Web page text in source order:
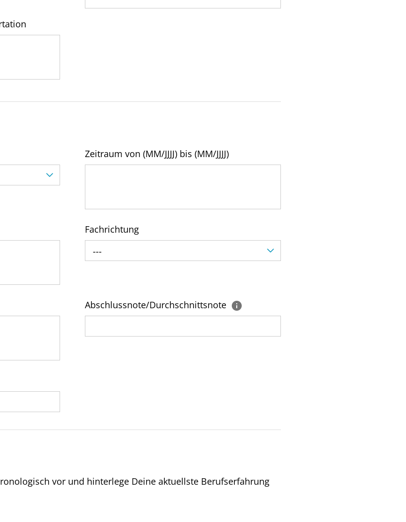
Zeitraum von (MM/JJJJ) bis (MM/JJJJ)
Fachrichtung
---
Abschlussnote/Durchschnittsnote
vor und hinterlege Deine aktuellste Berufserfahrung